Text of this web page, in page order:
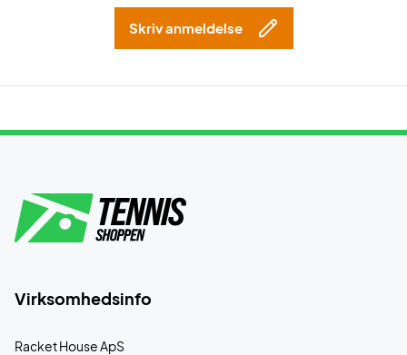
Skriv anmeldelse
Virksomhedsinfo
Racket House ApS